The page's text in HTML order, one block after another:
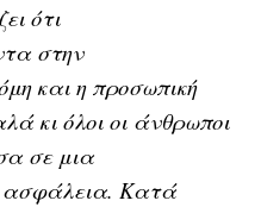
ότι
στην
και η προσωπική
κι όλοι οι άνθρωποι
σε μια
ασφάλεια. Κατά